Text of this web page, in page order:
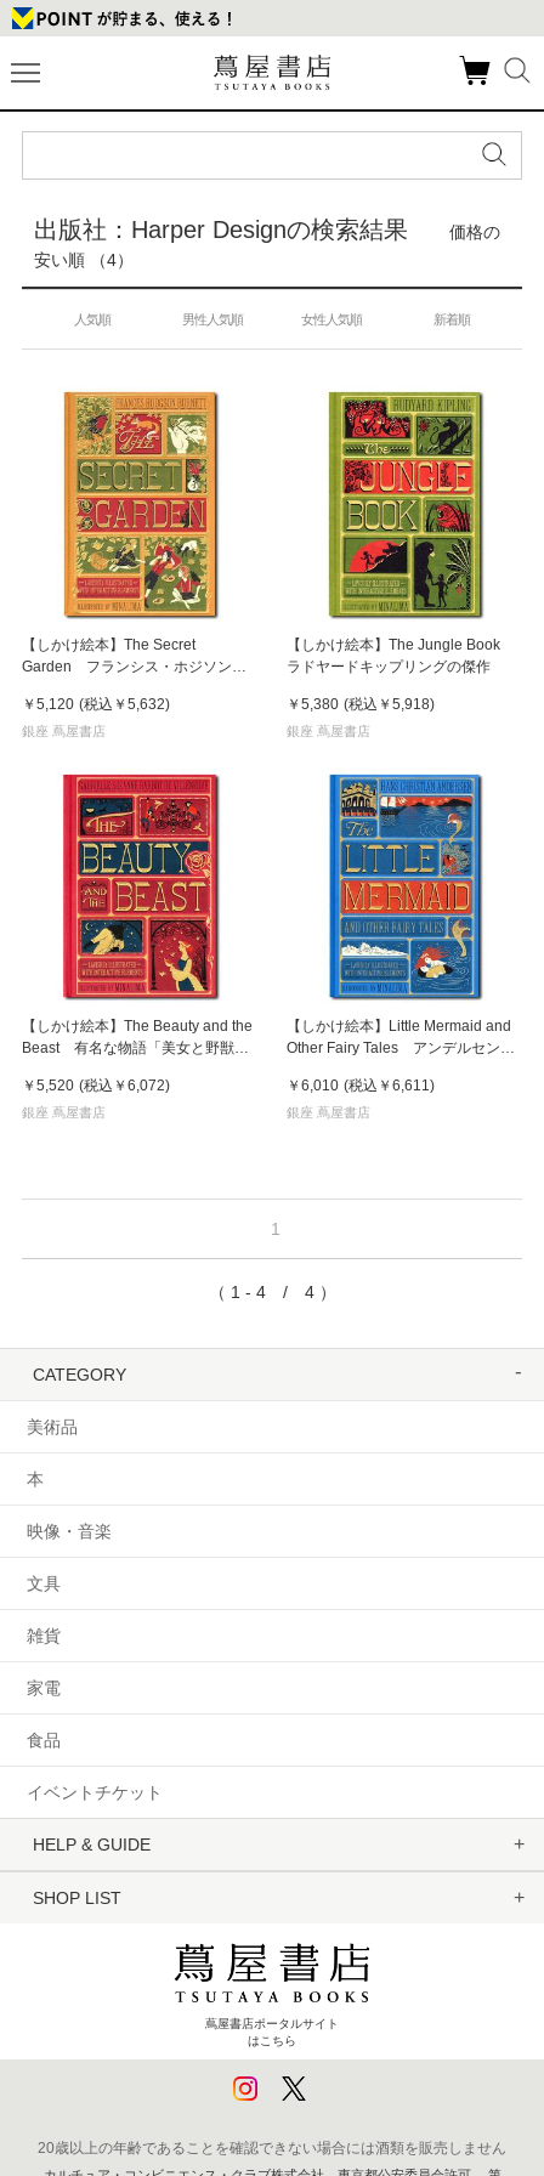
出版社：Harper Designの検索結果
価格の
安い順 （4）
人気順 男性人気順 女性人気順 新着順
【しかけ絵本】The Secret
Garden フランシス・ホジソン・
￥5,120 (税込 ￥5,632)
銀座 蔦屋書店
【しかけ絵本】The Jungle Book
ラドヤードキップリングの傑作
￥5,380 (税込 ￥5,918)
銀座 蔦屋書店
【しかけ絵本】The Beauty and the
Beast 有名な物語「美女と野獣」
￥5,520 (税込 ￥6,072)
銀座 蔦屋書店
【しかけ絵本】Little Mermaid and
Other Fairy Tales アンデルセンの
￥6,010 (税込 ￥6,611)
銀座 蔦屋書店
1
（ 1 - 4 / 4 ）
CATEGORY
美術品
本
映像・音楽
文具
雑貨
家電
食品
イベントチケット
HELP & GUIDE
SHOP LIST
蔦屋書店ポータルサイト
はこちら
20歳以上の年齢であることを確認できない場合には酒類を販売しません